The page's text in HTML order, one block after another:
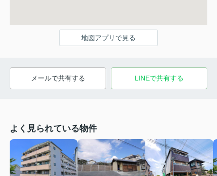
地図アプリで見る
メールで共有する LINEで共有する
よく見られている物件